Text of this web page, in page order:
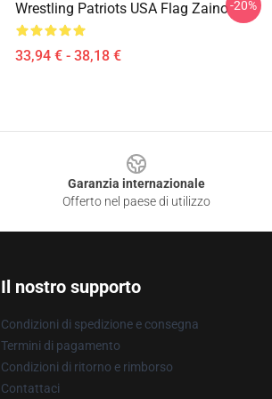
Wrestling Patriots USA Flag Zaino
33,94 € - 38,18 €
-20%
Garanzia internazionale
Offerto nel paese di utilizzo
Il nostro supporto
Condizioni di spedizione e consegna
Termini di pagamento
Condizioni di ritorno e rimborso
Contattaci